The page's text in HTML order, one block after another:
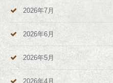
2026年7月
2026年6月
2026年5月
2026年4月